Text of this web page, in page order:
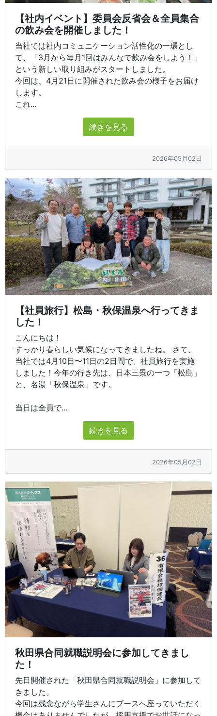
【社内イベント】委員会反省会＆全員集合
の飲み会を開催しました！
当社では社内コミュニケーション活性化の一環とし
て、「3月から毎月1回はみんなで飲み会をしよう！」
という新しい取り組みがスタートしました。
今回は、4月21日に開催された飲み会の様子をお届け
します。
これ...
続きを見る
2026年05月02日
【社員旅行】松島・秋保温泉へ行ってきま
した！
こんにちは！
すっかり春らしい気候になってきましたね。 さて、
当社では4月10日〜11日の2日間で、社員旅行を実施
しました！今年の行き先は、日本三景の一つ「松島」
と、名湯「秋保温泉」です。
当日は全員で...
続きを見る
2026年05月02日
秋田県合同就職説明会に参加してきまし
た！
先日開催された「秋田県合同就職説明会」に参加して
きました。
今回は残念ながら学生さんにブースへ座っていただく